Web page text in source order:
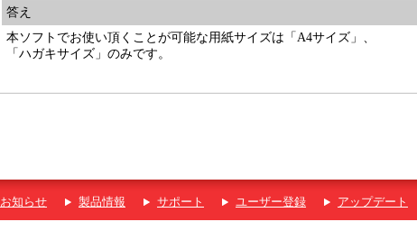
答え
本ソフトでお使い頂くことが可能な用紙サイズは「A4サイズ」、
「ハガキサイズ」のみです。
お知らせ 製品情報 サポート ユーザー登録 アップデート